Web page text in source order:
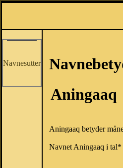
Navnesutter
Aningaaq
Aningaaq betyder
Navnet Aningaaq i tal*